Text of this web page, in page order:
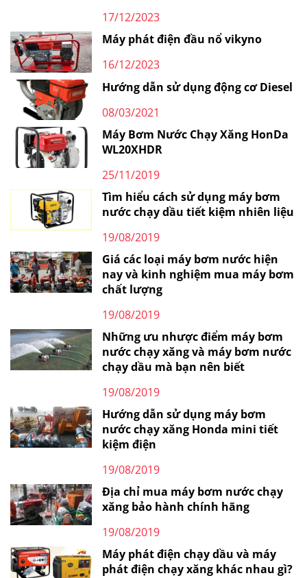
17/12/2023
Máy phát điện đầu nổ vikyno
16/12/2023
Hướng dẫn sử dụng động cơ Diesel
08/03/2021
Máy Bơm Nước Chạy Xăng HonDa
WL20XHDR
25/11/2019
Tìm hiểu cách sử dụng máy bơm
nước chạy dầu tiết kiệm nhiên liệu
19/08/2019
Giá các loại máy bơm nước hiện
nay và kinh nghiệm mua máy bơm
chất lượng
19/08/2019
Những ưu nhược điểm máy bơm
nước chạy xăng và máy bơm nước
chạy dầu mà bạn nên biết
19/08/2019
Hướng dẫn sử dụng máy bơm
nước chạy xăng Honda mini tiết
kiệm điện
19/08/2019
Địa chỉ mua máy bơm nước chạy
xăng bảo hành chính hãng
19/08/2019
Máy phát điện chạy dầu và máy
phát điện chạy xăng khác nhau gì?